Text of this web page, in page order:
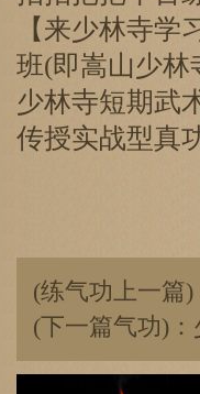
【来少林寺
班(即嵩山少林
少林寺短期武
传授实战型真
(练气功上一篇)
(下一篇气功)：